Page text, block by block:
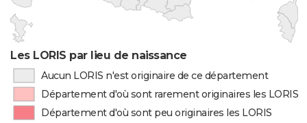
Les LORIS par lieu de naissance
Aucun LORIS n'est originaire de ce département
Département d'où sont rarement originaires les LORIS
Département d'où sont peu originaires les LORIS